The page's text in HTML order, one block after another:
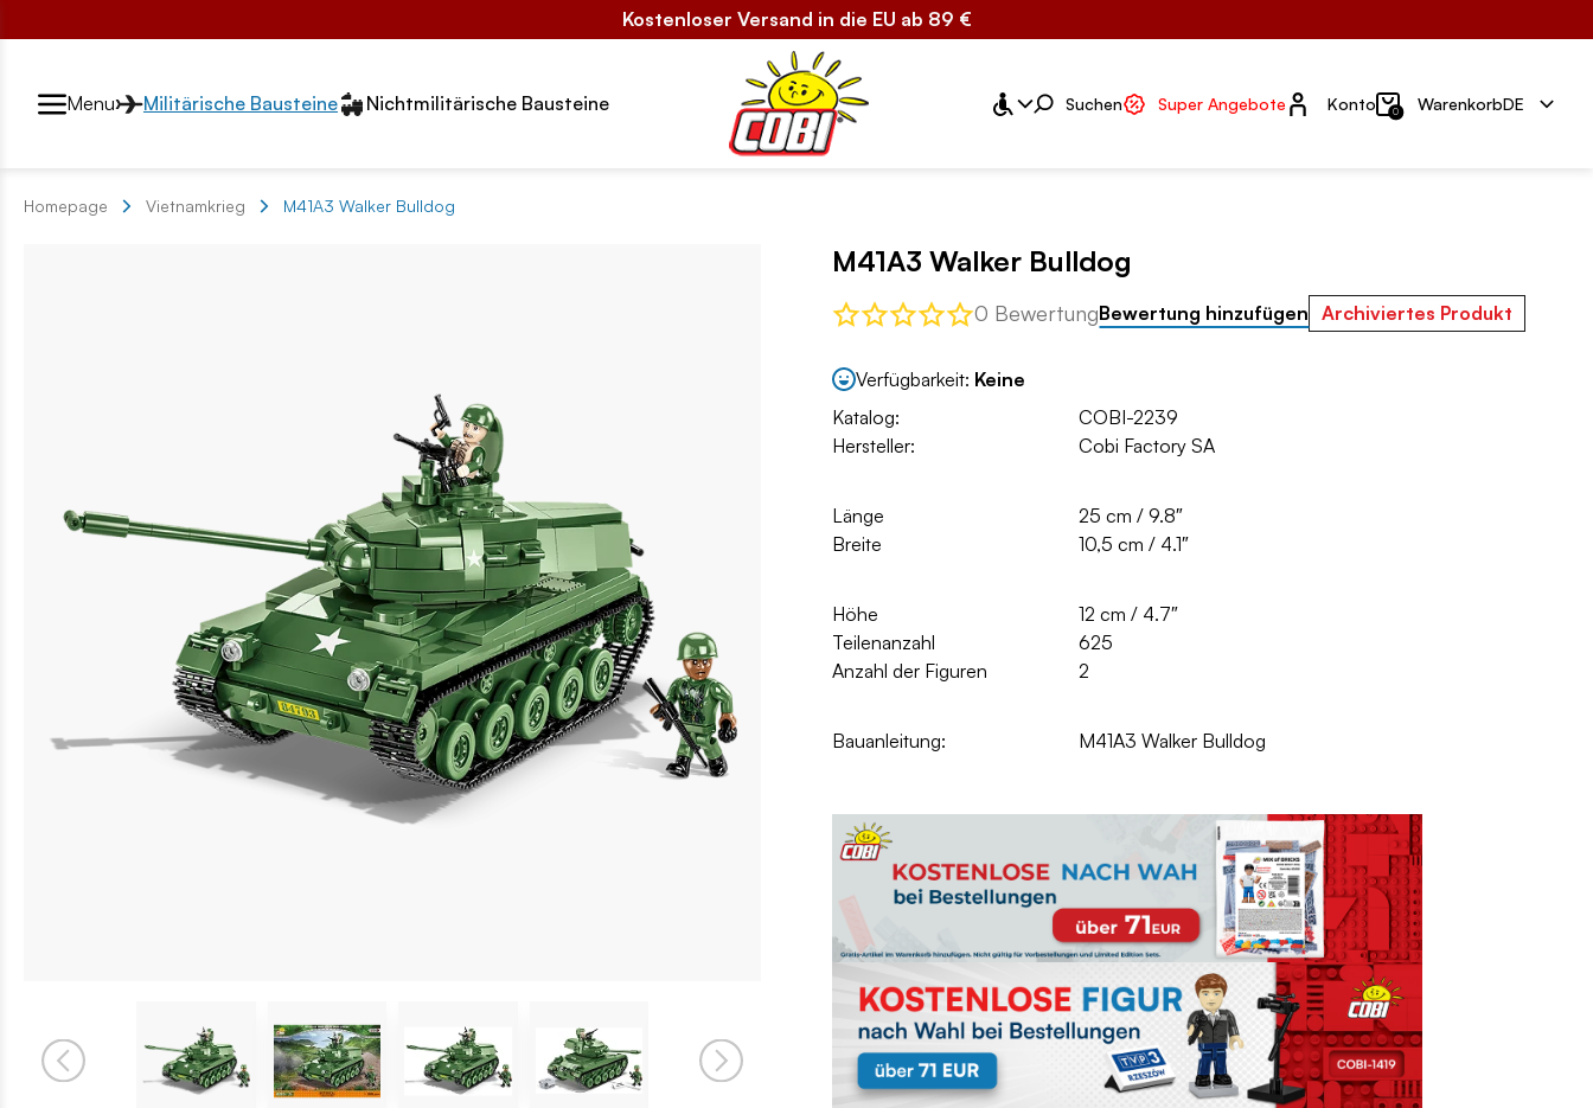
Kostenloser Versand in die EU ab 89 €
Przełącznik segmentów2
Menu Militärische Bausteine Nichtmilitärische Bausteine Suchen Super Angebote Konto
Konto 0 WarenkorbDE
Homepage Vietnamkrieg M41A3 Walker Bulldog
M41A3 Walker Bulldog
0 BewertungBewertung hinzufügen Archiviertes Produkt
Verfügbarkeit: Keine
Katalog:
COBI-2239
Hersteller:
Cobi Factory SA
Länge
25 cm / 9.8″
Breite
10,5 cm / 4.1″
Höhe
12 cm / 4.7″
Teilenanzahl
625
Anzahl der Figuren
2
Bauanleitung: M41A3 Walker Bulldog